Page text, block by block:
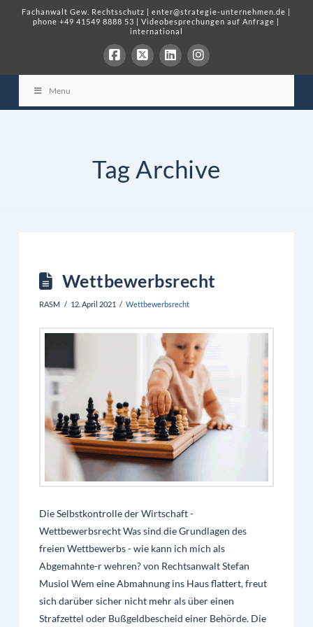
Fachanwalt Gew. Rechtsschutz |enter@strategie-unternehmen.de |
phone+49 41549 8888 53 |Videobesprechungen auf Anfrage |
international
Menu
Tag Archive
Wettbewerbsrecht
RASM 12. April 2021 Wettbewerbsrecht
Die Selbstkontrolle der Wirtschaft -
Wettbewerbsrecht Was sind die Grundlagen des
freien Wettbewerbs - wie kann ich mich als
Abgemahnte-r wehren? von Rechtsanwalt Stefan
Musiol Wem eine Abmahnung ins Haus flattert, freut
sich darüber sicher nicht mehr als über einen
Strafzettel oder Bußgeldbescheid einer Behörde. Die